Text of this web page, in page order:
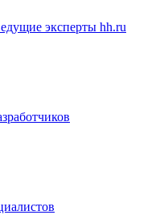
эксперты hh.ru